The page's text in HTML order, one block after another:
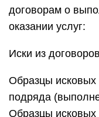
договорам о
оказании услуг:
Иски из
Образцы исковых
подряда
Образцы исковых